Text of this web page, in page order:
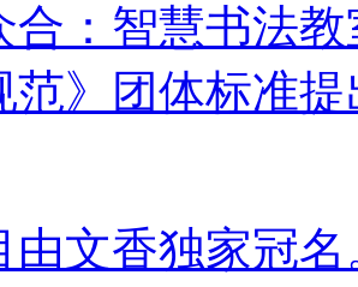
合：智慧书法
范》团体标准
由文香独家冠名